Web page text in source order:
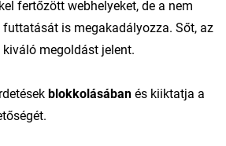
fertőzött webhelyeket, de a nem
is megakadályozza. Sőt, az
megoldást jelent.
blokkolásában és kiiktatja a